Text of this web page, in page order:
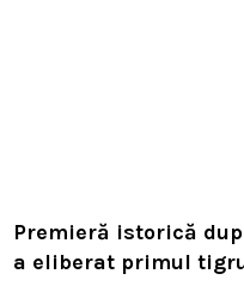
Premieră istorică
a eliberat primul